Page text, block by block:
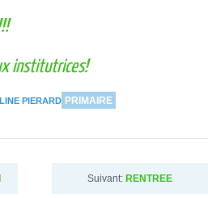
institutrices!
PIERARDDANS
PRIMAIRE
Suivant: RENTREE